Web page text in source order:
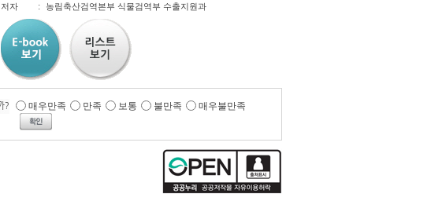
저자
: 농림축산검역본부 식물검역부 수출지원과
매우만족 만족 보통 불만족 매우불만족